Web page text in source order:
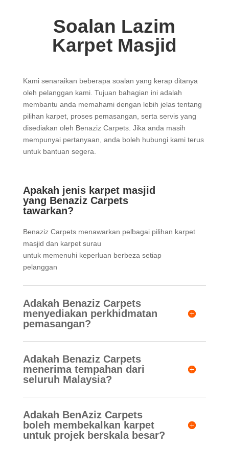
Soalan Lazim
Karpet Masjid
Kami senaraikan beberapa soalan yang kerap ditanya
oleh pelanggan kami. Tujuan bahagian ini adalah
membantu anda memahami dengan lebih jelas tentang
pilihan karpet, proses pemasangan, serta servis yang
disediakan oleh Benaziz Carpets. Jika anda masih
mempunyai pertanyaan, anda boleh hubungi kami terus
untuk bantuan segera.
Apakah jenis karpet masjid
yang Benaziz Carpets
tawarkan?
Benaziz Carpets menawarkan pelbagai pilihan karpet
masjid dan karpet surau
untuk memenuhi keperluan berbeza setiap
pelanggan
Adakah Benaziz Carpets
menyediakan perkhidmatan
pemasangan?
Adakah Benaziz Carpets
menerima tempahan dari
seluruh Malaysia?
Adakah BenAziz Carpets
boleh membekalkan karpet
untuk projek berskala besar?